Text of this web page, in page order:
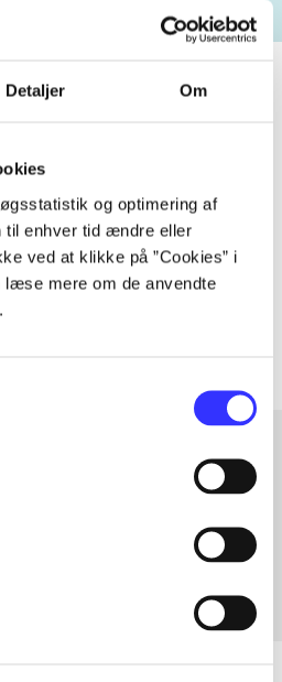
Detaljer Om
og optimering af
til enhver tid ændre eller
ved at klikke på ”Cookies” i
læse mere om de anvendte
dolor sit amet ...
om